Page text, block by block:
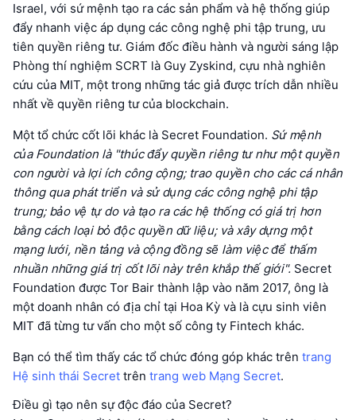
Israel, với sứ mệnh tạo ra các sản phẩm và hệ thống giúp
đẩy nhanh việc áp dụng các công nghệ phi tập trung, ưu
tiên quyền riêng tư. Giám đốc điều hành và người sáng lập
Phòng thí nghiệm SCRT là Guy Zyskind, cựu nhà nghiên
cứu của MIT, một trong những tác giả được trích dẫn nhiều
nhất về quyền riêng tư của blockchain.
Một tổ chức cốt lõi khác là Secret Foundation. Sứ mệnh
của Foundation là "thúc đẩy quyền riêng tư như một quyền
con người và lợi ích công cộng; trao quyền cho các cá nhân
thông qua phát triển và sử dụng các công nghệ phi tập
trung; bảo vệ tự do và tạo ra các hệ thống có giá trị hơn
bằng cách loại bỏ độc quyền dữ liệu; và xây dựng một
mạng lưới, nền tảng và cộng đồng sẽ làm việc để thấm
nhuần những giá trị cốt lõi này trên khắp thế giới". Secret
Foundation được Tor Bair thành lập vào năm 2017, ông là
một doanh nhân có địa chỉ tại Hoa Kỳ và là cựu sinh viên
MIT đã từng tư vấn cho một số công ty Fintech khác.
Bạn có thể tìm thấy các tổ chức đóng góp khác trên trang
Hệ sinh thái Secret trên trang web Mạng Secret.
Điều gì tạo nên sự độc đáo của Secret?